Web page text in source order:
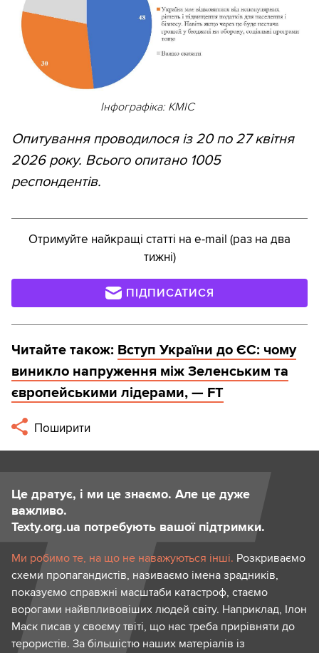
Інфографіка: КМІС
Опитування проводилося із 20 по 27 квітня
2026 року. Всього опитано 1005
респондентів.
Отримуйте найкращі статті на e-mail (раз на два
тижні)
ПІДПИСАТИСЯ
Читайте також: Вступ України до ЄС: чому
виникло напруження між Зеленським та
європейськими лідерами, — FT
Поширити
Це дратує, і ми це знаємо. Але це дуже
важливо.
Texty.org.ua потребують вашої підтримки.
Ми робимо те, на що не наважуються інші. Розкриваємо
схеми пропагандистів, називаємо імена зрадників,
показуємо справжні масштаби катастроф, стаємо
ворогами найвпливовіших людей світу. Наприклад, Ілон
Маск писав у своєму твіті, що нас треба прирівняти до
терористів. За більшістю наших матеріалів із